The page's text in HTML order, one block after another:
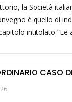
la Società
è quello di
intitolato “Le
CASO